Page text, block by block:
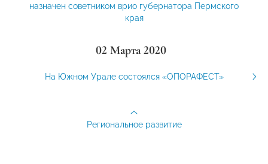
назначен советником врио губернатора Пермского
края
02 Марта 2020
На Южном Урале состоялся «ОПОРАФЕСТ»
Региональное развитие